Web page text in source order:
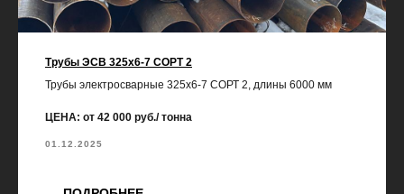
Трубы ЭСВ 325х6-7 СОРТ 2
Трубы электросварные 325х6-7 СОРТ 2, длины 6000 мм
ЦЕНА: от 42 000 руб./ тонна
01.12.2025